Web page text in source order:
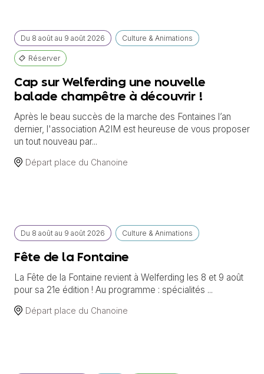
Du 8 août au 9 août 2026 Culture & Animations
Réserver
Cap sur Welferding une nouvelle
balade champêtre à découvrir !
Après le beau succès de la marche des Fontaines l’an
dernier, l'association A2IM est heureuse de vous proposer
un tout nouveau par...
Départ place du Chanoine
Du 8 août au 9 août 2026 Culture & Animations
Fête de la Fontaine
La Fête de la Fontaine revient à Welferding les 8 et 9 août
pour sa 21e édition ! Au programme : spécialités ...
Départ place du Chanoine